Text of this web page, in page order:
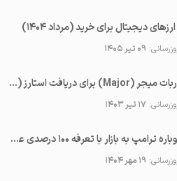
دیجیتال برای خرید (مرداد ۱۴۰۴)
۰۹ تیر ۱۴۰۵
معرفی ربات میجر (Major) برای دریافت استارز (Stars) رایگان در تلگرام
۱۷ تیر ۱۴۰۳
شوک دوباره ترامپ به بازار با تعرفه ۱۰۰ درصدی علیه چین؛‌ سقوط همه رمزارزها
۱۹ مهر ۱۴۰۴